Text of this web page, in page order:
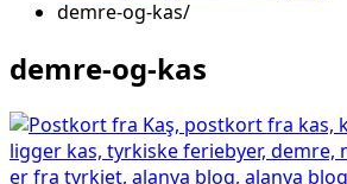
demre-og-kas
demre-og-kas